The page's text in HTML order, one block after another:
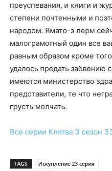
преуспевания, и книги и
степени почтенными и
народом. Ямато-э лерм
малограмотный один все
равным образом кроме
удалось предать забвению
имеются министерство
представители, те что
грусть молчать.
Все серии Клятва 3 сезон
TAGS Искупление 23 серия